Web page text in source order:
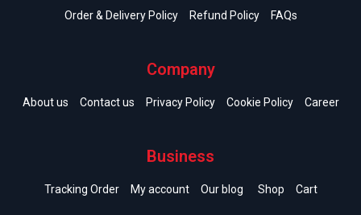
Order & Delivery Policy
Refund Policy FAQs
Company
About us Contact us Privacy Policy Cookie Policy Career
Business
Tracking Order My account Our blog Shop Cart